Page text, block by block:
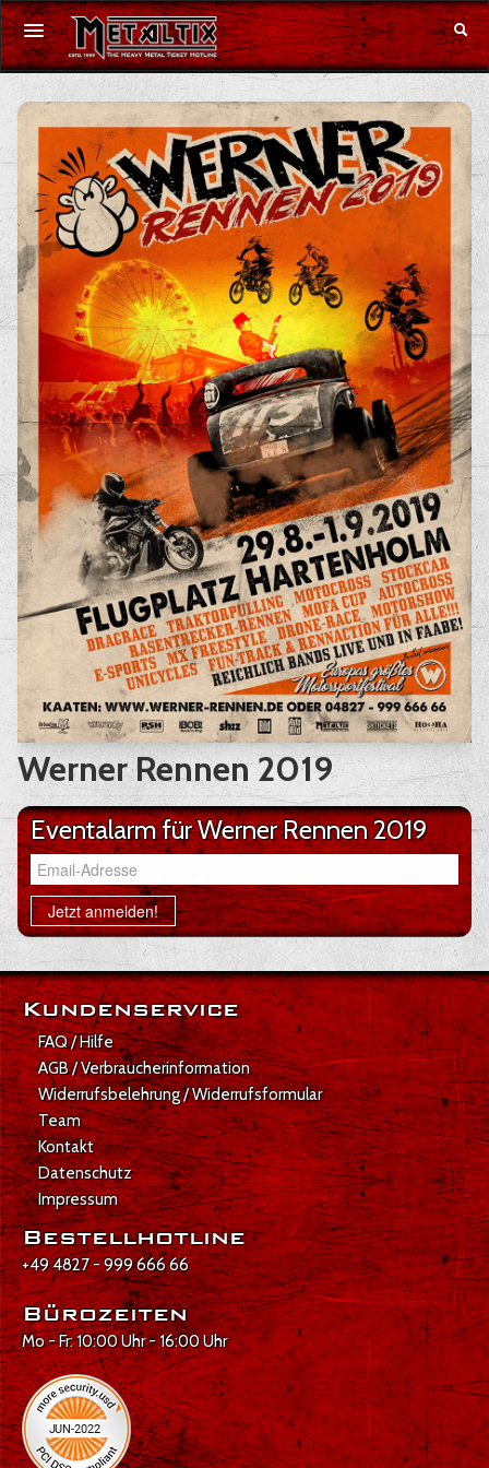
Konzerte
Festivals
Gutschein
Merchandise
DE | EN
Anmelden
Werner Rennen 2019
Eventalarm für Werner Rennen 2019
Email-Adresse
Jetzt anmelden!
Kundenservice
FAQ / Hilfe
AGB / Verbraucherinformation
Widerrufsbelehrung / Widerrufsformular
Team
Kontakt
Datenschutz
Impressum
Bestellhotline
+49 4827 - 999 666 66
Bürozeiten
Mo - Fr: 10:00 Uhr - 16:00 Uhr